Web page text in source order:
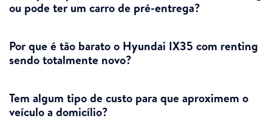
ou pode ter um carro de pré-entrega?
Por que é tão barato o Hyundai IX35 com renting
sendo totalmente novo?
Tem algum tipo de custo para que aproximem o
veículo a domicílio?